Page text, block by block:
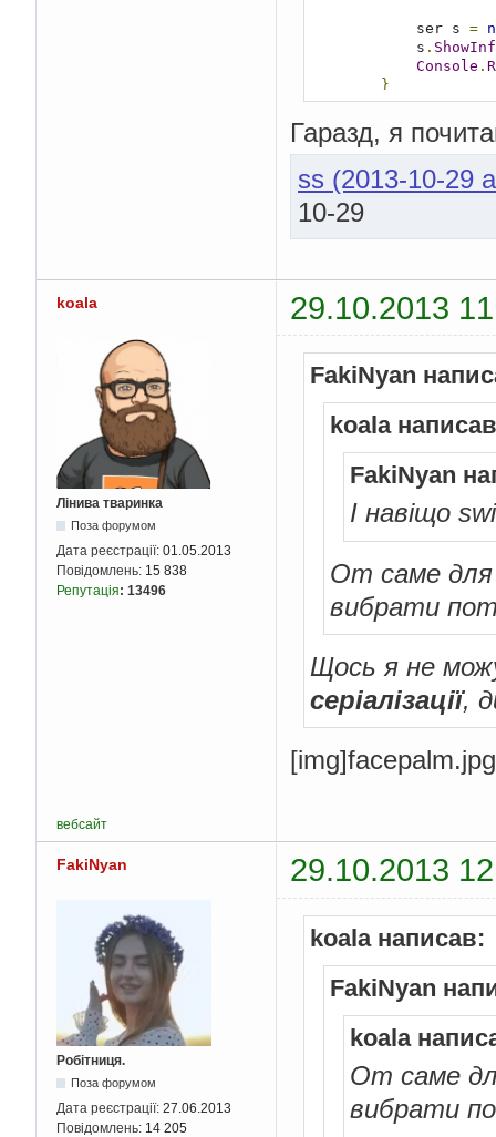
            ser s
=
            s
.
Console .
}
}
[Serializable]
class character
{
private
this
public void
{
Console.
}
class ser
private
{
Stream s =
            myChar
=
public void
{
            myChar
.
Гаразд, я
ss (2013-10-29
10-29
koala 29.10.2013
Лінива тваринка
Поза форумом
Дата реєстрації: 01.05.2013
Повідомлень: 15 838
Репутація: 13496
FakiNyan
koala
FakiNyan
І навіщо
От саме для
вибрати
Щось я не
серіалізації,
вебсайт
FakiNyan 29.10.2013
Робітниця.
Поза форумом
Дата реєстрації: 27.06.2013
Повідомлень: 14 205
koala написав:
FakiNyan
koala
От саме
вибрати